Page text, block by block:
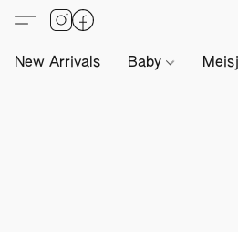
New Arrivals Baby